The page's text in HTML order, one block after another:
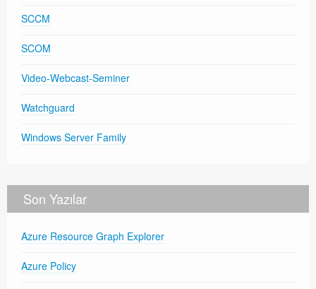
SCCM
SCOM
Video-Webcast-Seminer
Watchguard
Windows Server Family
Son Yazılar
Azure Resource Graph Explorer
Azure Policy